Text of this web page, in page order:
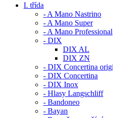
I. třída
- A Mano Nastrino
- A Mano Super
- A Mano Professional
- DIX
DIX AL
DIX ZN
- DIX Concertina
- DIX Concertina
- DIX Inox
- Hlasy Langschliff
- Bandoneo
- Bayan